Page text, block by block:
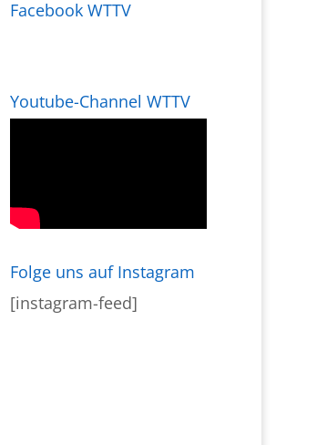
Facebook WTTV
Youtube-Channel WTTV
Folge uns auf Instagram
[instagram-feed]